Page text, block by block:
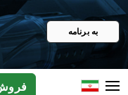
به برنامه